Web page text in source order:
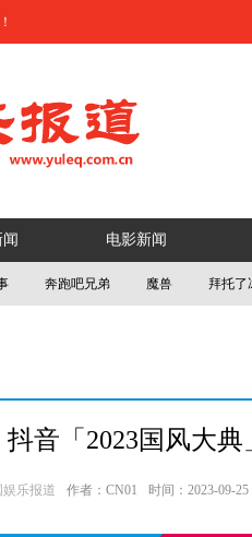
电影新闻
奔跑吧兄弟 魔兽 拜托了
音「2023国风大
娱乐报道 作者：CN01 时间：2023-09-25